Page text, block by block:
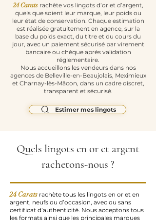
24 Carats rachète vos lingots d’or et d’argent,
quels que soient leur marque, leur poids ou
leur état de conservation. Chaque estimation
est réalisée gratuitement en agence, sur la
base du poids exact, du titre et du cours du
jour, avec un paiement sécurisé par virement
bancaire ou chèque après validation
réglementaire.
Nous accueillons les vendeurs dans nos
agences de Belleville-en-Beaujolais, Meximieux
et Charnay-lès-Mâcon, dans un cadre discret,
transparent et sécurisé.
Estimer mes lingots
Quels lingots en or et argent
rachetons-nous ?
24 Carats rachète tous les lingots en or et en
argent, neufs ou d’occasion, avec ou sans
certificat d’authenticité. Nous acceptons tous
les formats ainsi que les principales marques